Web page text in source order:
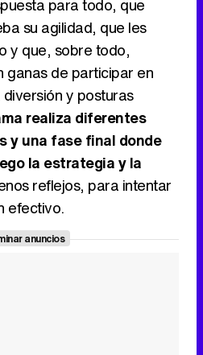
para todo, que
su agilidad, que les
y que, sobre todo,
ganas de participar en
y posturas
realiza diferentes
y una fase final donde
la estrategia y la
reflejos, para intentar
efectivo.
anuncios